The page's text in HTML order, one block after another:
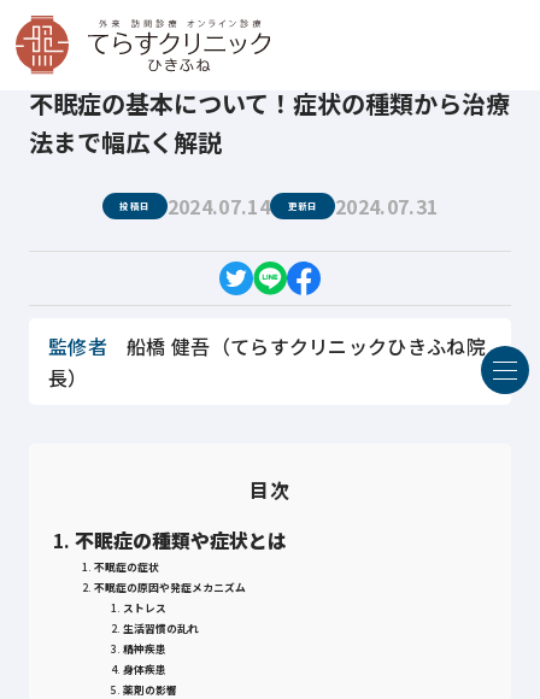
てらすクリニックひきふね 医療コラム 不眠症の基本について！症状の種類から治療法まで幅広く解説
不眠症の基本について！症状の種類から治療
法まで幅広く解説
投稿日 2024.07.14 更新日 2024.07.31
監修者
船橋 健吾（てらすクリニックひきふね院
長）
目次
1. 不眠症の種類や症状とは
1. 不眠症の症状
2. 不眠症の原因や発症メカニズム
1. ストレス
2. 生活習慣の乱れ
3. 精神疾患
4. 身体疾患
5. 薬剤の影響